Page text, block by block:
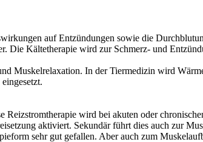
auf Entzündungen sowie die
Kältetherapie wird zur Schmerz- und
Muskelrelaxation. In der Tiermedizin wird
wird bei akuten oder
aktiviert. Sekundär führt dies auch zur
sehr gut gefallen. Aber auch zum